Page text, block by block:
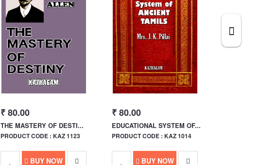
₹ 80.00
THE MASTERY OF DESTI...
PRODUCT CODE : KAZ 1123
BUY NOW
₹ 80.00
EDUCATIONAL SYSTEM OF...
PRODUCT CODE : KAZ 1014
BUY NOW